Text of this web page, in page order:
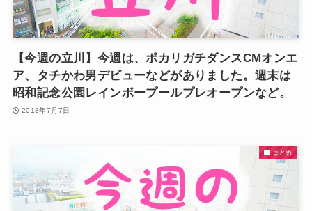
【今週の立川】今週は、ポカリガチダンスCMオンエ
ア、タチかわ男デビューなどがありました。週末は
昭和記念公園レインボープールプレオープンなど。
2018年7月7日
まとめ